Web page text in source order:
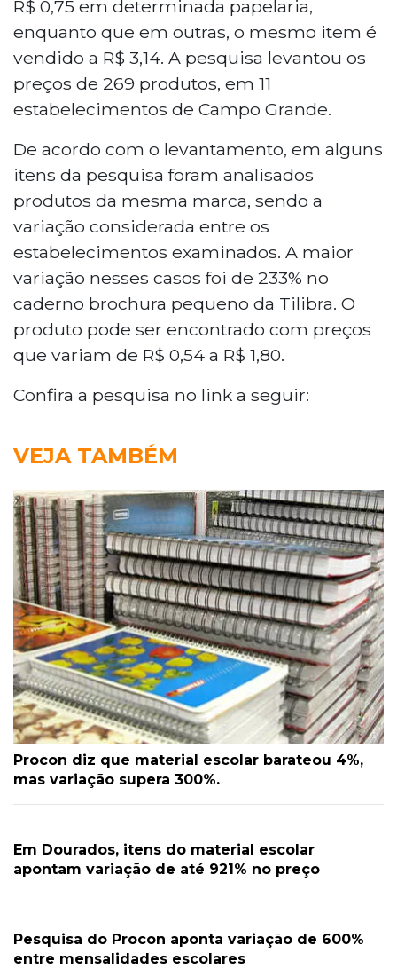
R$ 0,75 em determinada papelaria,
enquanto que em outras, o mesmo item é
vendido a R$ 3,14. A pesquisa levantou os
preços de 269 produtos, em 11
estabelecimentos de Campo Grande.
De acordo com o levantamento, em alguns
itens da pesquisa foram analisados
produtos da mesma marca, sendo a
variação considerada entre os
estabelecimentos examinados. A maior
variação nesses casos foi de 233% no
caderno brochura pequeno da Tilibra. O
produto pode ser encontrado com preços
que variam de R$ 0,54 a R$ 1,80.
Confira a pesquisa no link a seguir:
VEJA TAMBÉM
Procon diz que material escolar barateou 4%,
mas variação supera 300%.
Em Dourados, itens do material escolar
apontam variação de até 921% no preço
Pesquisa do Procon aponta variação de 600%
entre mensalidades escolares